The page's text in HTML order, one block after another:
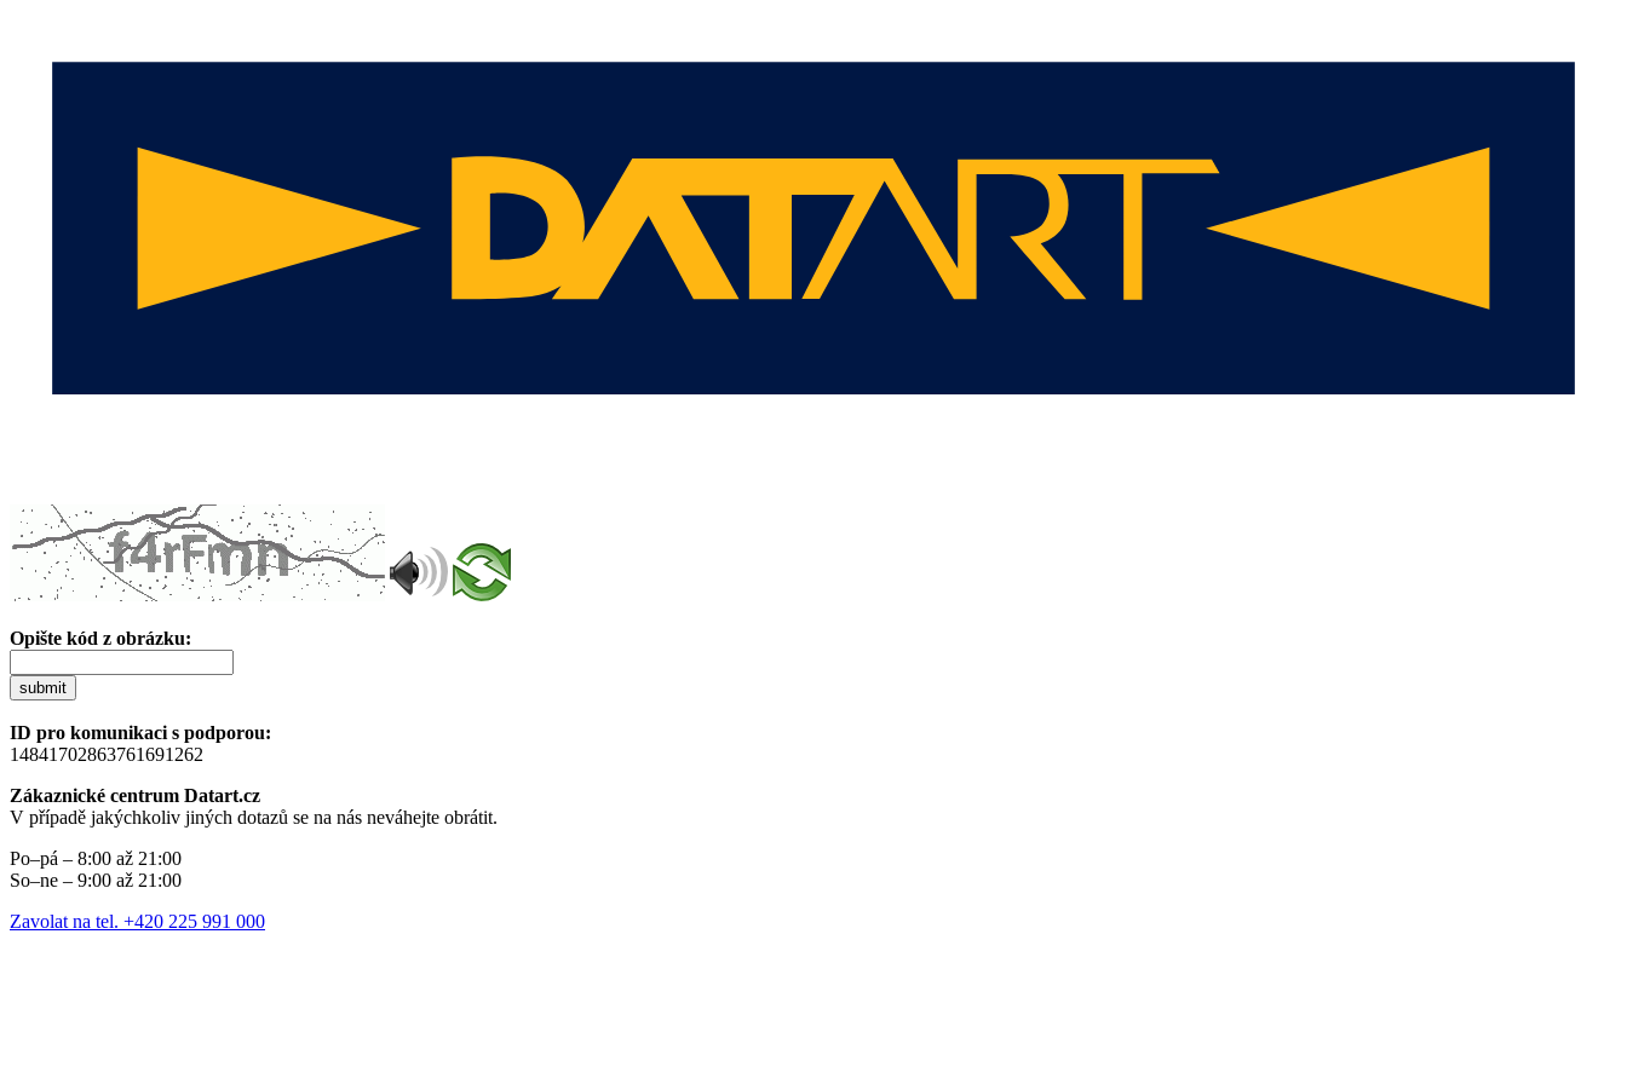
Opište kód z obrázku:
submit
ID pro komunikaci s podporou:
14841702863761691262
Zákaznické centrum Datart.cz
V případě jakýchkoliv jiných dotazů se na nás neváhejte obrátit.
Po–pá – 8:00 až 21:00
So–ne – 9:00 až 21:00
Zavolat na tel. +420 225 991 000